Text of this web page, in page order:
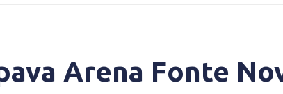
Arena Fonte